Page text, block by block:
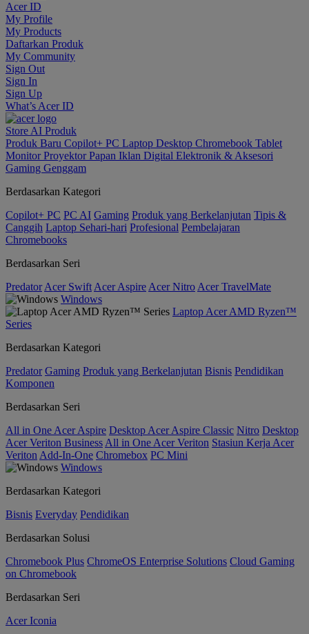
Acer ID
My Profile
My Products
Daftarkan Produk
My Community
Sign Out
Sign In
Sign Up
What’s Acer ID
Store AI Produk
Produk Baru Copilot+ PC Laptop Desktop Chromebook Tablet
MonitorProyektorPapan Iklan Digital Elektronik & Aksesori
Gaming Genggam
Berdasarkan Kategori
Copilot+ PC PC AI Gaming Produk yang Berkelanjutan Tipis &
Canggih Laptop Sehari-hari Profesional Pembelajaran
Chromebooks
Berdasarkan Seri
Predator Acer Swift Acer Aspire Acer Nitro Acer TravelMate
Windows
Laptop Acer AMD Ryzen™
Series
Berdasarkan Kategori
Predator Gaming Produk yang Berkelanjutan Bisnis Pendidikan
Komponen
Berdasarkan Seri
All in One Acer Aspire Desktop Acer Aspire Classic Nitro Desktop
Acer Veriton Business All in One Acer Veriton Stasiun Kerja Acer
Veriton Add-In-One Chromebox PC Mini
Windows
Berdasarkan Kategori
Bisnis Everyday Pendidikan
Berdasarkan Solusi
Chromebook Plus ChromeOS Enterprise Solutions Cloud Gaming
on Chromebook
Berdasarkan Seri
Acer Iconia